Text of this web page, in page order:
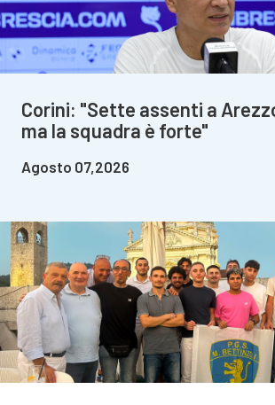
Corini: "Sette assenti a
ma la squadra è forte"
Agosto 07,2026